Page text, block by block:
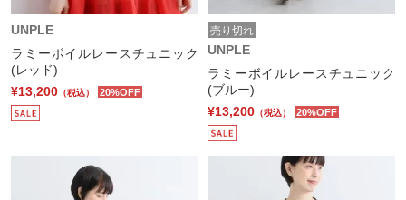
UNPLE
ラミーボイルレースチュニック
(レッド)
¥13,200 （税込） 20%OFF
売り切れ
UNPLE
ラミーボイルレースチュニック
(ブルー)
¥13,200 （税込） 20%OFF